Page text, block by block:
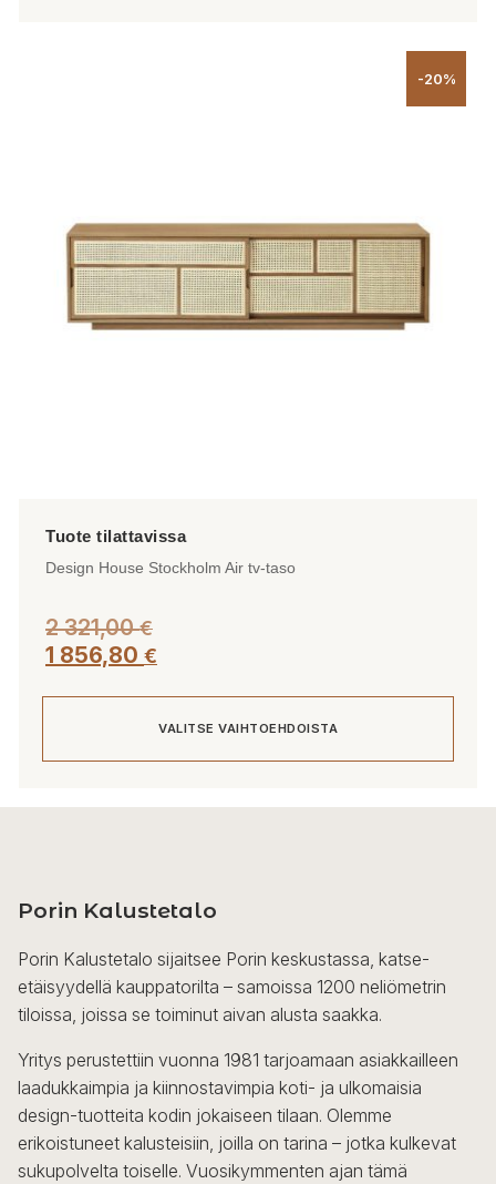
valinnat
tuotteen
sivulla.
-20%
Design House Stockholm Air tv-taso
2 321,00€
1 856,80 €
VALITSE VAIHTOEHDOISTA
muunnelma.
tehdä
valinnat
tuotteen
sivulla.
Porin Kalustetalo
Porin Kalustetalo sijaitsee Porin keskustassa, katse-
etäisyydellä kauppatorilta – samoissa 1200 neliömetrin
tiloissa, joissa se toiminut aivan alusta saakka.
Yritys perustettiin vuonna 1981 tarjoamaan asiakkailleen
laadukkaimpia ja kiinnostavimpia koti- ja ulkomaisia
design-tuotteita kodin jokaiseen tilaan. Olemme
erikoistuneet kalusteisiin, joilla on tarina – jotka kulkevat
sukupolvelta toiselle. Vuosikymmenten ajan tämä